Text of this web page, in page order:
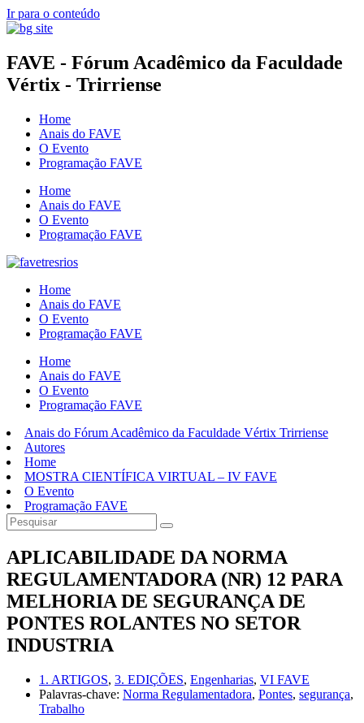
Ir para o conteúdo
FAVE - Fórum Acadêmico da Faculdade
Vértix - Trirriense
Home
Anais do FAVE
O Evento
Programação FAVE
Home
Anais do FAVE
O Evento
Programação FAVE
Home
Anais do FAVE
O Evento
Programação FAVE
Home
Anais do FAVE
O Evento
Programação FAVE
Anais do Fórum Acadêmico da Faculdade Vértix Trirriense
Autores
Home
MOSTRA CIENTÍFICA VIRTUAL – IV FAVE
O Evento
Programação FAVE
APLICABILIDADE DA NORMA
REGULAMENTADORA (NR) 12 PARA
MELHORIA DE SEGURANÇA DE
PONTES ROLANTES NO SETOR
INDUSTRIA
1. ARTIGOS, 3. EDIÇÕES, Engenharias, VI FAVE
Palavras-chave: Norma Regulamentadora, Pontes, segurança,
Trabalho